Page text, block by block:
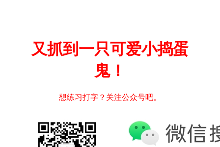
又抓到一只可爱小捣蛋
鬼！
想练习打字？关注公众号吧。